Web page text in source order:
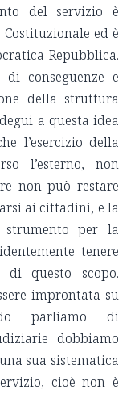
del servizio è
ed è
Repubblica.
conseguenze e
della struttura
a questa idea
l’esercizio della
l’esterno, non
non può restare
ai cittadini, e la
per la
tenere
questo scopo.
improntata su
parliamo di
dobbiamo
sua sistematica
cioè non è